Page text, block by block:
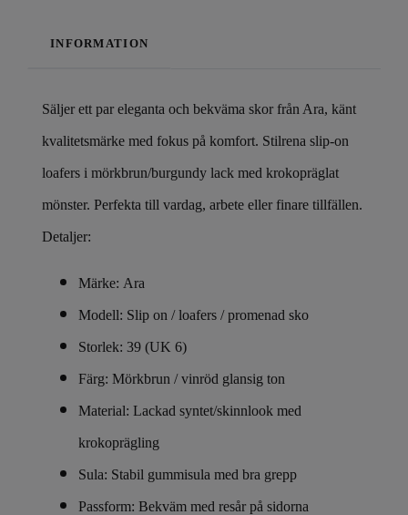
INFORMATION
Säljer ett par eleganta och bekväma skor från Ara, känt
kvalitetsmärke med fokus på komfort. Stilrena slip-on
loafers i mörkbrun/burgundy lack med krokopräglat
mönster. Perfekta till vardag, arbete eller finare tillfällen.
Detaljer:
Märke: Ara
Modell: Slip on / loafers / promenad sko
Storlek: 39 (UK 6)
Färg: Mörkbrun / vinröd glansig ton
Material: Lackad syntet/skinnlook med
krokoprägling
Sula: Stabil gummisula med bra grepp
Passform: Bekväm med resår på sidorna